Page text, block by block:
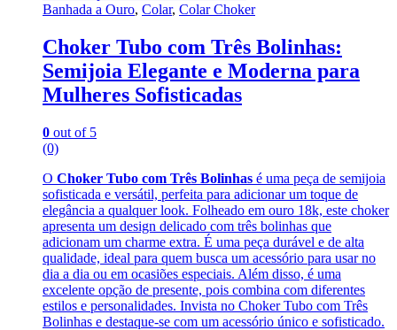
Banhada a Ouro, Colar, Colar Choker
Choker Tubo com Três Bolinhas:
Semijoia Elegante e Moderna para
Mulheres Sofisticadas
0 out of 5
(0)
O Choker Tubo com Três Bolinhas é uma peça de semijoia
sofisticada e versátil, perfeita para adicionar um toque de
elegância a qualquer look. Folheado em ouro 18k, este choker
apresenta um design delicado com três bolinhas que
adicionam um charme extra. É uma peça durável e de alta
qualidade, ideal para quem busca um acessório para usar no
dia a dia ou em ocasiões especiais. Além disso, é uma
excelente opção de presente, pois combina com diferentes
estilos e personalidades. Invista no Choker Tubo com Três
Bolinhas e destaque-se com um acessório único e sofisticado.